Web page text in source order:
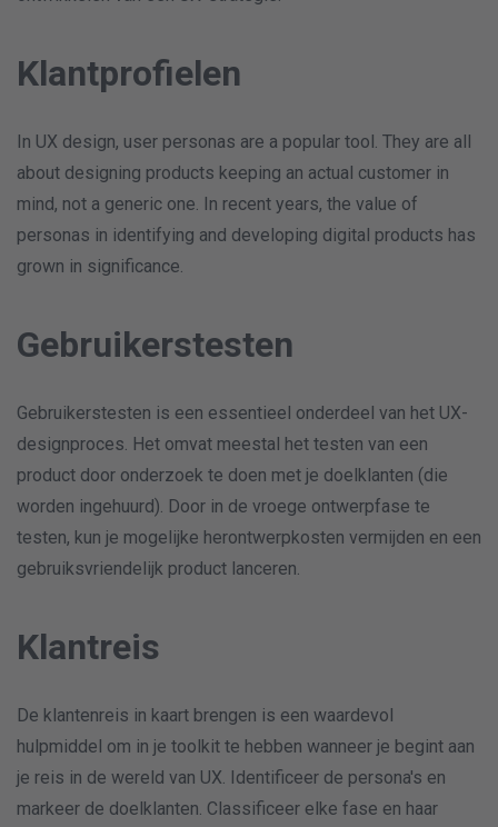
Klantprofielen
In UX design, user personas are a popular tool. They are all
about designing products keeping an actual customer in
mind, not a generic one. In recent years, the value of
personas in identifying and developing digital products has
grown in significance.
Gebruikerstesten
Gebruikerstesten is een essentieel onderdeel van het UX-
designproces. Het omvat meestal het testen van een
product door onderzoek te doen met je doelklanten (die
worden ingehuurd). Door in de vroege ontwerpfase te
testen, kun je mogelijke herontwerpkosten vermijden en een
gebruiksvriendelijk product lanceren.
Klantreis
De klantenreis in kaart brengen is een waardevol
hulpmiddel om in je toolkit te hebben wanneer je begint aan
je reis in de wereld van UX. Identificeer de persona's en
markeer de doelklanten. Classificeer elke fase en haar